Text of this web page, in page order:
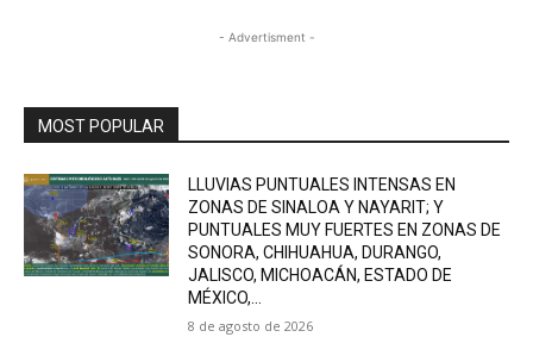
- Advertisment -
MOST POPULAR
LLUVIAS PUNTUALES INTENSAS EN
ZONAS DE SINALOA Y NAYARIT; Y
PUNTUALES MUY FUERTES EN ZONAS DE
SONORA, CHIHUAHUA, DURANGO,
JALISCO, MICHOACÁN, ESTADO DE
MÉXICO,...
8 de agosto de 2026